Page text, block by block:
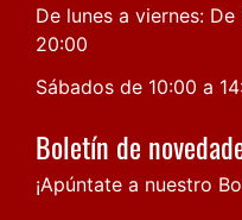
De lunes a viernes:
20:00
Sábados de 10:00 a
Boletín de
¡Apúntate a nuestro